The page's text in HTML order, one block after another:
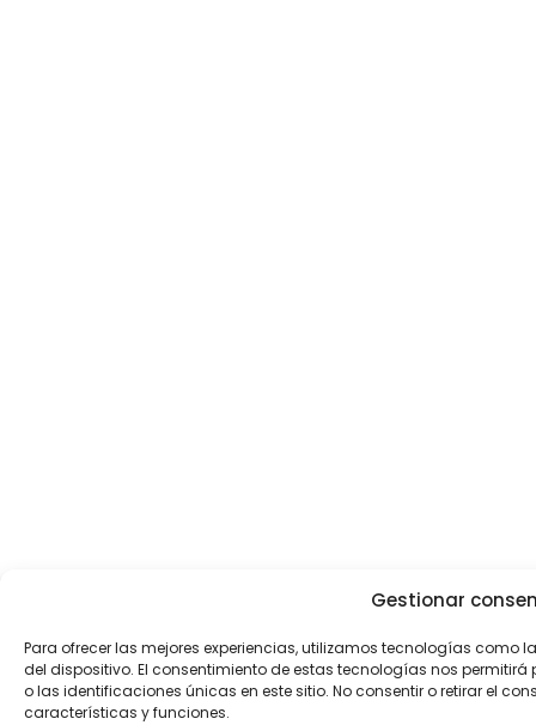
Gestionar
Para ofrecer las mejores experiencias, utilizamos tecnologías
del dispositivo. El consentimiento de estas tecnologías nos
o las identificaciones únicas en este sitio. No consentir o retirar el
características y funciones.